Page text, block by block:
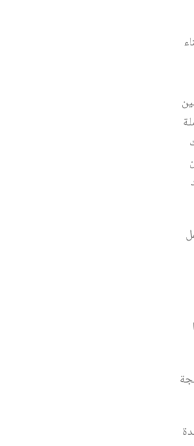
عام 1960، إلا أنه نتيجة
(1968 – 1975)، وجريدة